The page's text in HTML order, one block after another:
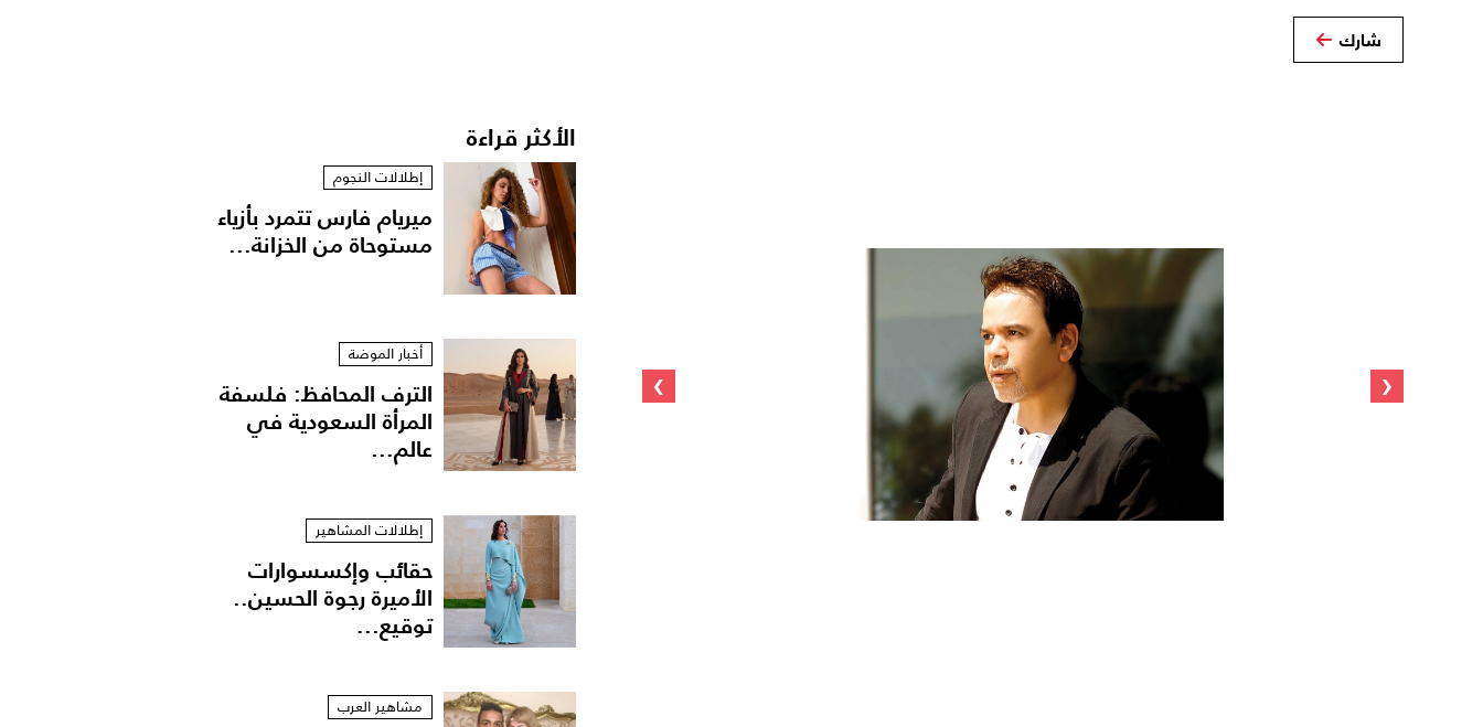
شارك
‹
›
الأكثر قراءة
إطلالات النجوم
ميريام فارس تتمرد بأزياء
مستوحاة من الخزانة...
أخبار الموضة
الترف المحافظ: فلسفة
المرأة السعودية في
عالم...
إطلالات المشاهير
حقائب وإكسسوارات
الأميرة رجوة الحسين..
توقيع...
مشاهير العرب